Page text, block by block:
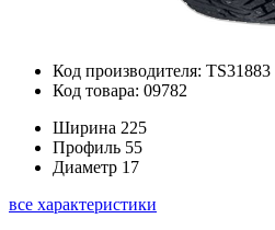
Код производителя: TS31883
Код товара: 09782
Ширина 225
Профиль 55
Диаметр 17
все характеристики